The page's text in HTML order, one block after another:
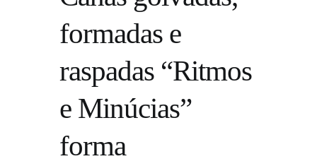
formadas e
raspadas “Ritmos
e Minúcias”
forma